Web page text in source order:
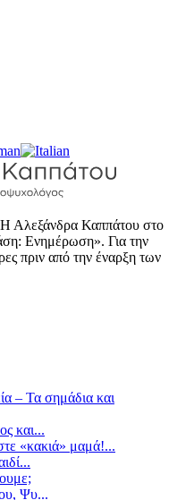
–
Αλεξάνδρα Καππάτου στο
Ενημέρωση». Για την
πριν από την έναρξη των
– Τα σημάδια και
και...
«κακιά» μαμά!...
Ψυ...